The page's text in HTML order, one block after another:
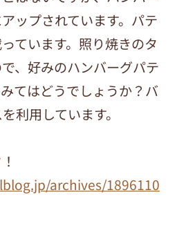
ップされています。パテ
ています。照り焼きのタ
、好みのハンバーグパテ
てはどうでしょうか？バ
利用しています。
archives/1896110